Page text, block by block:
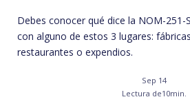
Debes conocer qué dice la NOM-251-
con alguno de estos 3 lugares:
restaurantes o expendios.
Sep 14
Lectura de10min.